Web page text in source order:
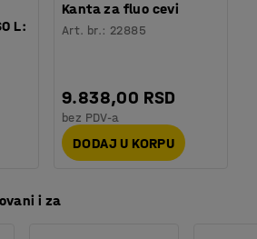
plastične vreće za smeće.
vreće za smeće dostupne su u
se lakše uočila razlika između
L:
Kanta za fluo cevi
Art. br.: 22885
9.838,00 RSD
bez PDV-a
DODAJ U KORPU
i za